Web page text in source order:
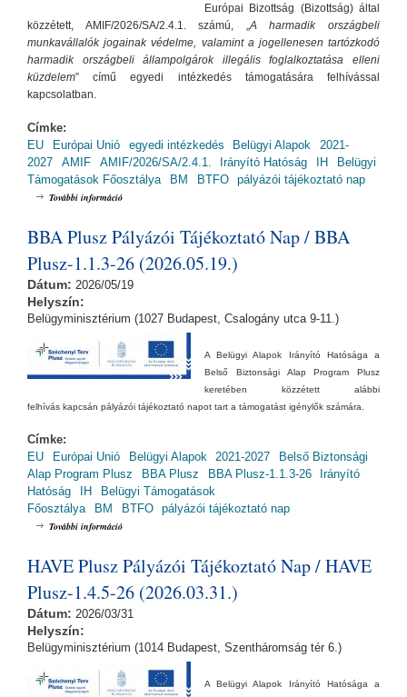
Európai Bizottság (Bizottság) által
közzétett, AMIF/2026/SA/2.4.1. számú, „ A harmadik országbeli
munkavállalók jogainak védelme, valamint a jogellenesen tartózkodó
harmadik országbeli állampolgárok illegális foglalkoztatása elleni
küzdelem” című egyedi intézkedés támogatására felhívással
kapcsolatban.
Címke:
EU
Európai Unió egyedi intézkedés Belügyi Alapok
2021-
2027
AMIF AMIF/2026/SA/2.4.1. Irányító Hatóság IH
Belügyi
Támogatások Főosztálya
BM BTFO pályázói tájékoztató nap
További információ
BBA Plusz Pályázói Tájékoztató Nap / BBA
Plusz-1.1.3-26 (2026.05.19.)
Dátum: 2026/05/19
Helyszín:
Belügyminisztérium (1027 Budapest, Csalogány utca 9-11.)
A Belügyi Alapok Irányító Hatósága a
Belső Biztonsági Alap Program Plusz
keretében közzétett alábbi
felhívás kapcsán pályázói tájékoztató napot tart a támogatást igénylők számára.
Címke:
EU
Európai Unió Belügyi Alapok 2021-2027
Belső Biztonsági
Alap Program Plusz
BBA Plusz BBA Plusz-1.1.3-26
Irányító
Hatóság
IH
Belügyi Támogatások
Főosztálya
BM BTFO pályázói tájékoztató nap
További információ
HAVE Plusz Pályázói Tájékoztató Nap / HAVE
Plusz-1.4.5-26 (2026.03.31.)
Dátum: 2026/03/31
Helyszín:
Belügyminisztérium (1014 Budapest, Szentháromság tér 6.)
A Belügyi Alapok Irányító Hatósága a